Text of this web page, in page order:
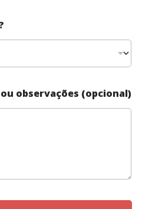
observações (opcional)